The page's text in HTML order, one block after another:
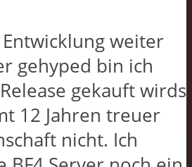
weiter
gehyped bin ich
gekauft wirds
12 Jahren treuer
nicht. Ich